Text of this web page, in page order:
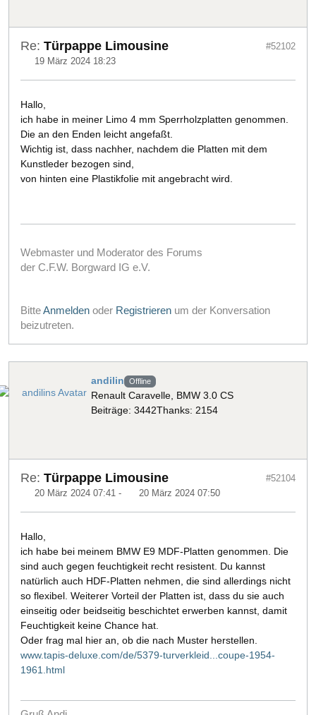
Re: Türpappe Limousine
19 März 2024 18:23
#52102
Hallo,
ich habe in meiner Limo 4 mm Sperrholzplatten genommen.
Die an den Enden leicht angefaßt.
Wichtig ist, dass nachher, nachdem die Platten mit dem
Kunstleder bezogen sind,
von hinten eine Plastikfolie mit angebracht wird.
Webmaster und Moderator des Forums
der C.F.W. Borgward IG e.V.
BitteAnmelden oder Registrieren um der Konversation
beizutreten.
andilin Offline
Renault Caravelle, BMW 3.0 CS
Beiträge: 3442Thanks: 2154
Re: Türpappe Limousine
20 März 2024 07:41 - 20 März 2024 07:50
#52104
Hallo,
ich habe bei meinem BMW E9 MDF-Platten genommen. Die
sind auch gegen feuchtigkeit recht resistent. Du kannst
natürlich auch HDF-Platten nehmen, die sind allerdings nicht
so flexibel. Weiterer Vorteil der Platten ist, dass du sie auch
einseitig oder beidseitig beschichtet erwerben kannst, damit
Feuchtigkeit keine Chance hat.
Oder frag mal hier an, ob die nach Muster herstellen.
www.tapis-deluxe.com/de/5379-turverkleid...coupe-1954-
1961.html